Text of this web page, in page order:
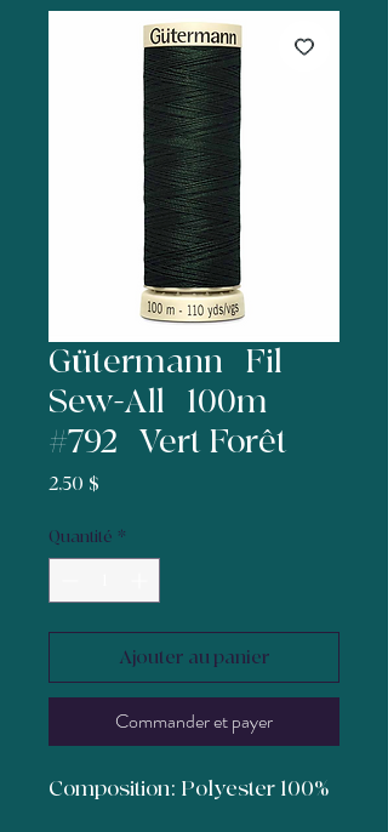
Gütermann | Fil
Sew-All | 100m |
#792 | Vert Forêt
2,50 $
Quantité *
Ajouter au panier
Commander et payer
Composition: Polyester 100%